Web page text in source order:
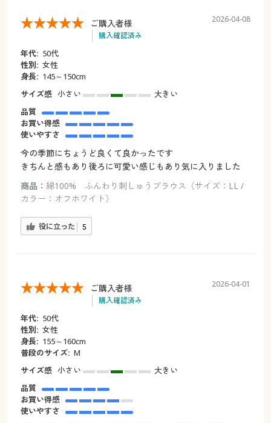
ご購入者様
購入確認済み
2026-04-08
年代: 50代
性別: 女性
身長: 145～150cm
サイズ感 小さい
大きい
品質
お買い得感
使いやすさ
今の季節にちょうど良くて良かったです
きちんと感もあり後ろに可愛い感じもあり気に入りました
商品： 綿100% ふんわり刺しゅうブラウス（サイズ：LL /
カラー：オフホワイト）
役に立った 5
ご購入者様
購入確認済み
2026-04-01
年代: 50代
性別: 女性
身長: 155～160cm
普段のサイズ: M
サイズ感 小さい
大きい
品質
お買い得感
使いやすさ